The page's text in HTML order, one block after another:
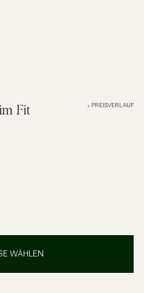
Fit PREISVERLAUF
WÄHLEN